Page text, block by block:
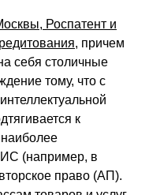
Роспатент и
, причем
себя столичные
тому, что с
к
(например, в
право (АП).